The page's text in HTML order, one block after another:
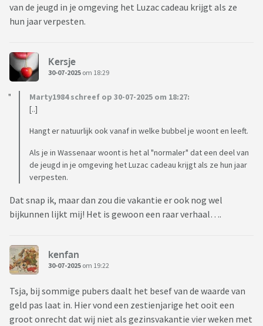
van de jeugd in je omgeving het Luzac cadeau krijgt als ze
hun jaar verpesten.
Kersje
30-07-2025 om 18:29
Marty1984 schreef op 30-07-2025 om 18:27:
[..]
Hangt er natuurlijk ook vanaf in welke bubbel je woont en leeft.
Als je in Wassenaar woont is het al "normaler" dat een deel van
de jeugd in je omgeving het Luzac cadeau krijgt als ze hun jaar
verpesten.
Dat snap ik, maar dan zou die vakantie er ook nog wel
bijkunnen lijkt mij! Het is gewoon een raar verhaal….
kenfan
30-07-2025 om 19:22
Tsja, bij sommige pubers daalt het besef van de waarde van
geld pas laat in. Hier vond een zestienjarige het ooit een
groot onrecht dat wij niet als gezinsvakantie vier weken met